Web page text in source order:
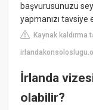
başvurusunuzu
yapmanızı tavsiye
Kaynak kaldırma
İrlanda
olabilir?